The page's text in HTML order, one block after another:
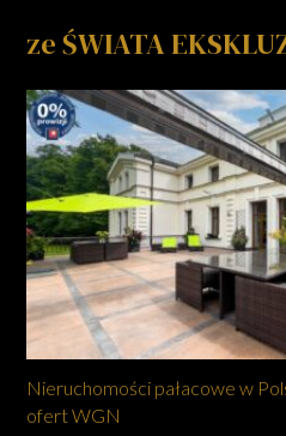
ze ŚWIATA
Nieruchomości pałacowe w
ofert WGN